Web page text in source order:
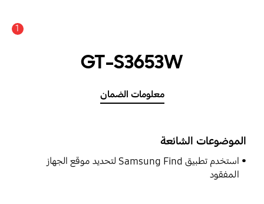
1
GT-S3653W
معلومات الضمان
الموضوعات الشائعة
استخدم تطبيق Samsung Find لتحديد موقع الجهاز
المفقود